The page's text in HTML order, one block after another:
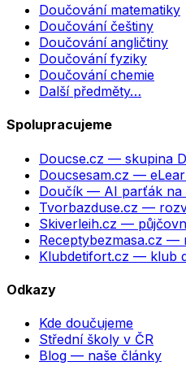
Doučování matematiky
Doučování češtiny
Doučování angličtiny
Doučování fyziky
Doučování chemie
Další předměty…
Spolupracujeme
Doucse.cz — skupina
Doucsesam.cz —
Doučík — AI parťák na
Tvorbazduse.cz —
Skiverleih.cz —
Receptybezmasa.cz —
Klubdetifort.cz — klub
Odkazy
Kde doučujeme
Střední školy v ČR
Blog — naše články